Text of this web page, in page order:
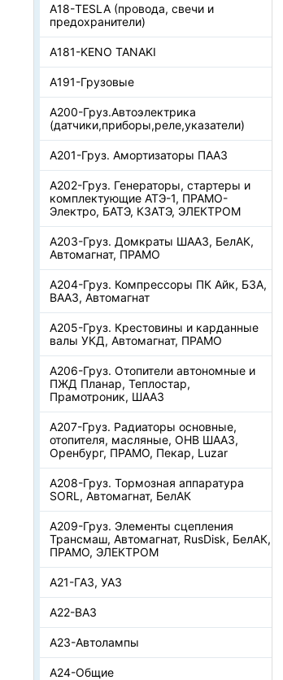
А18-TESLA (провода, свечи и
предохранители)
А181-KENO TANAKI
А191-Грузовые
А200-Груз.Автоэлектрика
(датчики,приборы,реле,указатели)
А201-Груз. Амортизаторы ПААЗ
А202-Груз. Генераторы, стартеры и
комплектующие АТЭ-1, ПРАМО-
Электро, БАТЭ, КЗАТЭ, ЭЛЕКТРОМ
А203-Груз. Домкраты ШААЗ, БелАК,
Автомагнат, ПРАМО
А204-Груз. Компрессоры ПК Айк, БЗА,
ВААЗ, Автомагнат
А205-Груз. Крестовины и карданные
валы УКД, Автомагнат, ПРАМО
А206-Груз. Отопители автономные и
ПЖД Планар, Теплостар,
Прамотроник, ШААЗ
А207-Груз. Радиаторы основные,
отопителя, масляные, ОНВ ШААЗ,
Оренбург, ПРАМО, Пекар, Luzar
А208-Груз. Тормозная аппаратура
SORL, Автомагнат, БелАК
А209-Груз. Элементы сцепления
Трансмаш, Автомагнат, RusDisk, БелАК,
ПРАМО, ЭЛЕКТРОМ
А21-ГАЗ, УАЗ
А22-ВАЗ
А23-Автолампы
А24-Общие